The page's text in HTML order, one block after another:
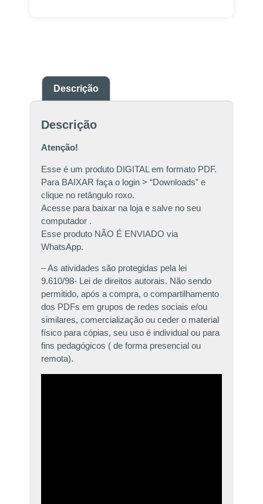
Descrição
Descrição
Atenção!
Esse é um produto DIGITAL em formato PDF.
Para BAIXAR faça o login > “Downloads” e
clique no retângulo roxo.
Acesse para baixar na loja e salve no seu
computador .
Esse produto NÃO É ENVIADO via
WhatsApp.
– As atividades são protegidas pela lei
9.610/98- Lei de direitos autorais. Não sendo
permitido, após a compra, o compartilhamento
dos PDFs em grupos de redes sociais e/ou
similares, comercialização ou ceder o material
físico para cópias, seu uso é individual ou para
fins pedagógicos ( de forma presencial ou
remota).